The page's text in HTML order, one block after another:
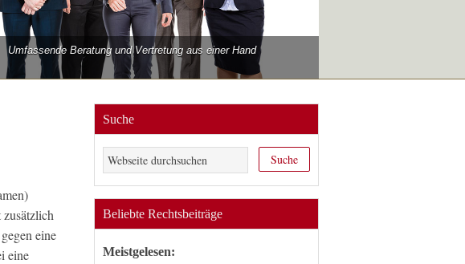
Umfassende Beratung und Vertretung aus einer Hand
eine
eine
Suche
Beliebte Rechtsbeiträge
Meistgelesen: